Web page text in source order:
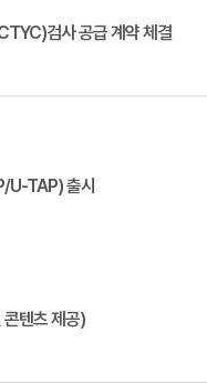
검사 공급 계약 체결
U-TAP) 출시
텐츠 제공)